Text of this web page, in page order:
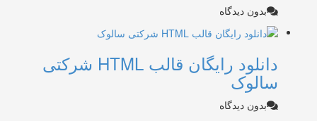
بدون دیدگاه
دانلود رایگان قالب HTML شرکتی
سالوک
بدون دیدگاه